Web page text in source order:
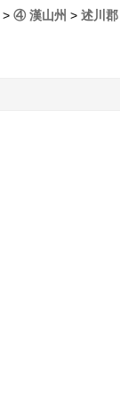
>④ 漢山州 >述川郡